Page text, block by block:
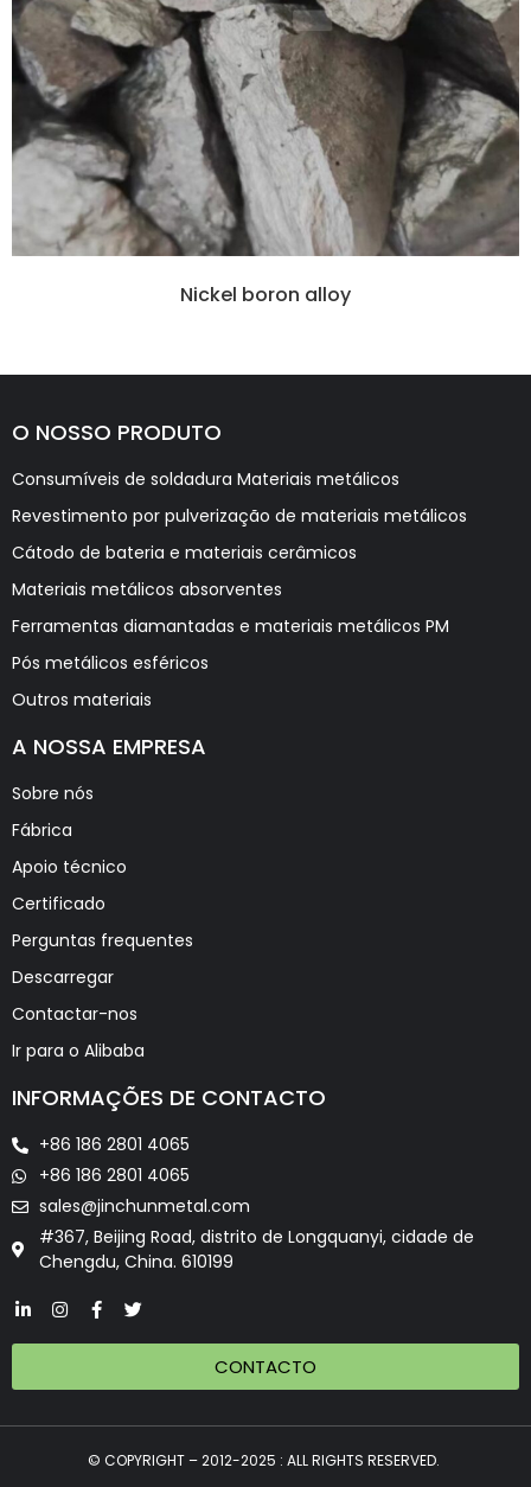
Nickel boron alloy
O NOSSO PRODUTO
Consumíveis de soldadura Materiais metálicos
Revestimento por pulverização de materiais metálicos
Cátodo de bateria e materiais cerâmicos
Materiais metálicos absorventes
Ferramentas diamantadas e materiais metálicos PM
Pós metálicos esféricos
Outros materiais
A NOSSA EMPRESA
Sobre nós
Fábrica
Apoio técnico
Certificado
Perguntas frequentes
Descarregar
Contactar-nos
Ir para o Alibaba
INFORMAÇÕES DE CONTACTO
+86 186 2801 4065
+86 186 2801 4065
sales@jinchunmetal.com
#367, Beijing Road, distrito de Longquanyi, cidade de
Chengdu, China. 610199
CONTACTO
© COPYRIGHT – 2012-2025 : ALL RIGHTS RESERVED.